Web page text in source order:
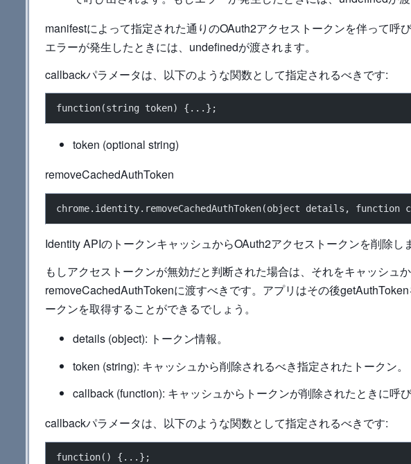
manifestによって指定された通りのOAuth2アクセストークンを伴って呼
エラーが発生したときには、undefinedが渡されます。
callbackパラメータは、以下のような関数として指定されるべきです:
function(string token) {...};
token (optional string)
removeCachedAuthToken
chrome.identity.removeCachedAuthToken(object details, function
Identity APIのトークンキャッシュからOAuth2アクセストークンを削除し
もしアクセストークンが無効だと判断された場合は、それをキャッシュ
removeCachedAuthTokenに渡すべきです。アプリはその後
ークンを取得することができるでしょう。
details (object): トークン情報。
token (string): キャッシュから削除されるべき指定されたトークン。
callback (function): キャッシュからトークンが削除されたときに呼び
callbackパラメータは、以下のような関数として指定されるべきです:
function() {...};